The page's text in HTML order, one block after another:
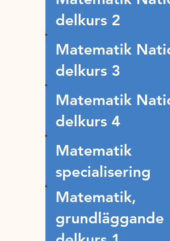
delkurs 2
Matematik
delkurs 3
Matematik
delkurs 4
Matematik
specialisering
Matematik,
grundläggande